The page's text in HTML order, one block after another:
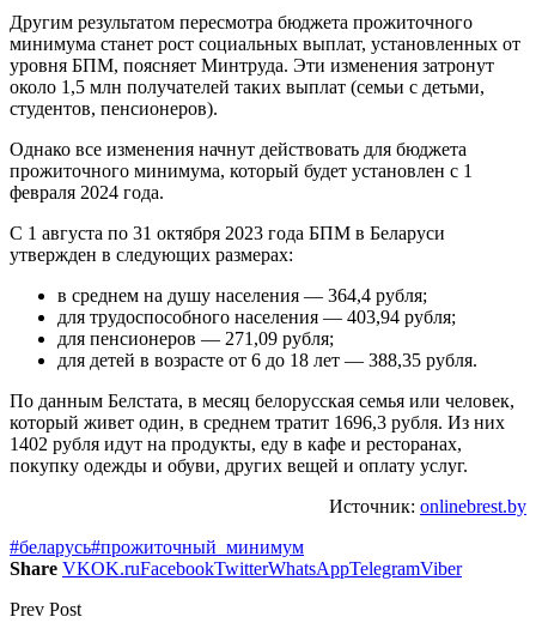
Другим результатом пересмотра бюджета прожиточного
минимума станет рост социальных выплат, установленных от
уровня БПМ, поясняет Минтруда. Эти изменения затронут
около 1,5 млн получателей таких выплат (семьи с детьми,
студентов, пенсионеров).
Однако все изменения начнут действовать для бюджета
прожиточного минимума, который будет установлен с 1
февраля 2024 года.
С 1 августа по 31 октября 2023 года БПМ в Беларуси
утвержден в следующих размерах:
в среднем на душу населения — 364,4 рубля;
для трудоспособного населения — 403,94 рубля;
для пенсионеров — 271,09 рубля;
для детей в возрасте от 6 до 18 лет — 388,35 рубля.
По данным Белстата, в месяц белорусская семья или человек,
который живет один, в среднем тратит 1696,3 рубля. Из них
1402 рубля идут на продукты, еду в кафе и ресторанах,
покупку одежды и обуви, других вещей и оплату услуг.
Источник: onlinebrest.by
#беларусь#прожиточный_минимум
Share VKOK.ruFacebookTwitterWhatsAppTelegramViber
Prev Post